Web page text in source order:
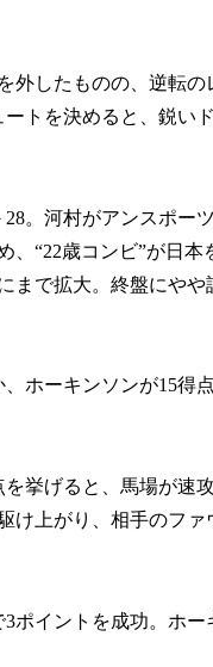
外したものの、逆転の
トを決めると、鋭い
。河村がアンスポー
“22歳コンビ”が日本
まで拡大。終盤にやや
ホーキンソンが15得
挙げると、馬場が速
け上がり、相手のファ
ポイントを成功。ホ